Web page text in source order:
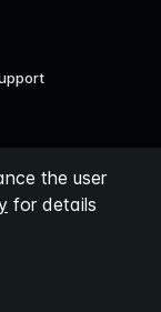
the user
for details